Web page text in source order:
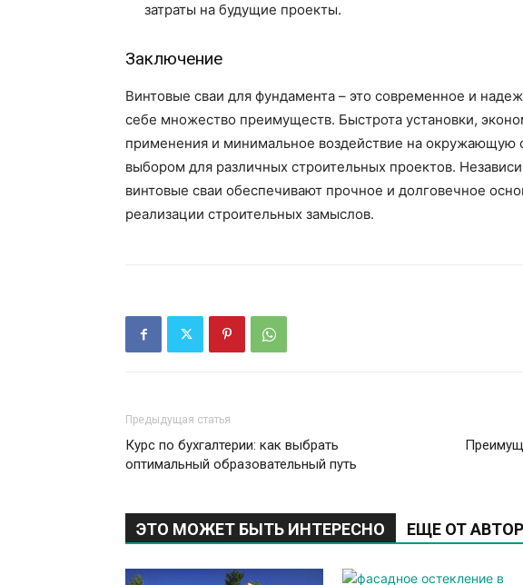
затраты на будущие проекты.
Заключение
Винтовые сваи для фундамента – это современное и
себе множество преимуществ. Быстрота установки,
применения и минимальное воздействие на окружающую
выбором для различных строительных проектов.
винтовые сваи обеспечивают прочное и долговечное
реализации строительных замыслов.
Предыдущая статья
Курс по бухгалтерии: как выбрать
оптимальный образовательный путь
ЭТО МОЖЕТ БЫТЬ ИНТЕРЕСНО ЕЩЕ ОТ